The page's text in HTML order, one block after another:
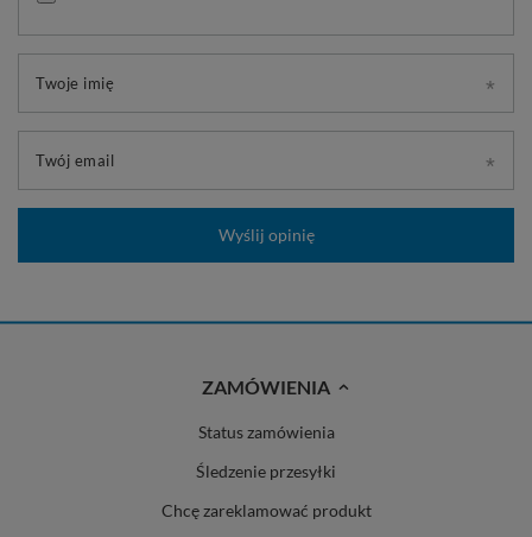
Twoje imię
Twój email
Wyślij opinię
ZAMÓWIENIA
Status zamówienia
Śledzenie przesyłki
Chcę zareklamować produkt